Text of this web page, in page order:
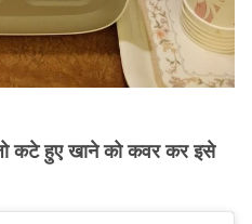
कटे हुए खाने को कवर कर इसे